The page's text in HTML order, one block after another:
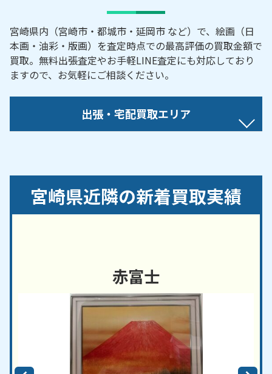
宮崎県内（宮崎市・都城市・延岡市 など）で、絵画（日
本画・油彩・版画）を査定時点での最高評価の買取金額で
買取。無料出張査定やお手軽LINE査定にも対応しており
ますので、お気軽にご相談ください。
出張・宅配買取エリア
／日南市／西米良村／日向市／日之影町／宮崎市／
都城市／三股町／諸塚村／美郷町
宮崎県近隣の新着買取実績
赤富士